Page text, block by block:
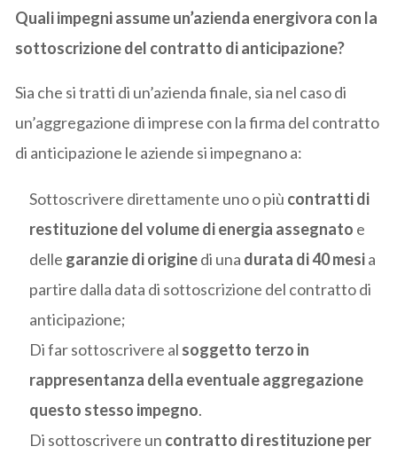
Quali impegni assume un’azienda energivora con la
sottoscrizione del contratto di anticipazione?
Sia che si tratti di un’azienda finale, sia nel caso di
un’aggregazione di imprese con la firma del contratto
di anticipazione le aziende si impegnano a:
Sottoscrivere direttamente uno o più contratti di
restituzione del volume di energia assegnato e
delle garanzie di originedi una durata di 40 mesia
partire dalla data di sottoscrizione del contratto di
anticipazione;
Di far sottoscrivere al soggetto terzo in
rappresentanza della eventuale aggregazione
questo stesso impegno.
Di sottoscrivere un contratto di restituzione per